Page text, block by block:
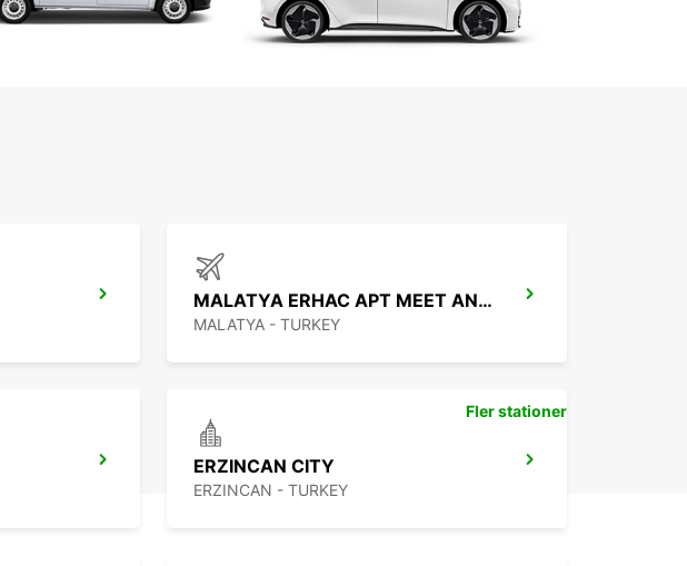
MALATYA ERHAC APT MEET AND GREET
MALATYA - TURKEY
ERZINCAN CITY
ERZINCAN - TURKEY
Fler stationer